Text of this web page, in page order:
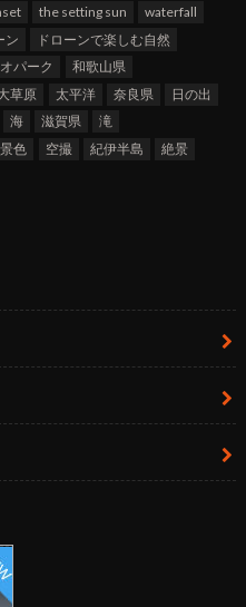
the setting sun
waterfall
ン
ドローンで楽しむ自然
パーク
和歌山県
草原 太平洋 奈良県
日の出
海 滋賀県
滝
色 空撮 紀伊半島
絶景